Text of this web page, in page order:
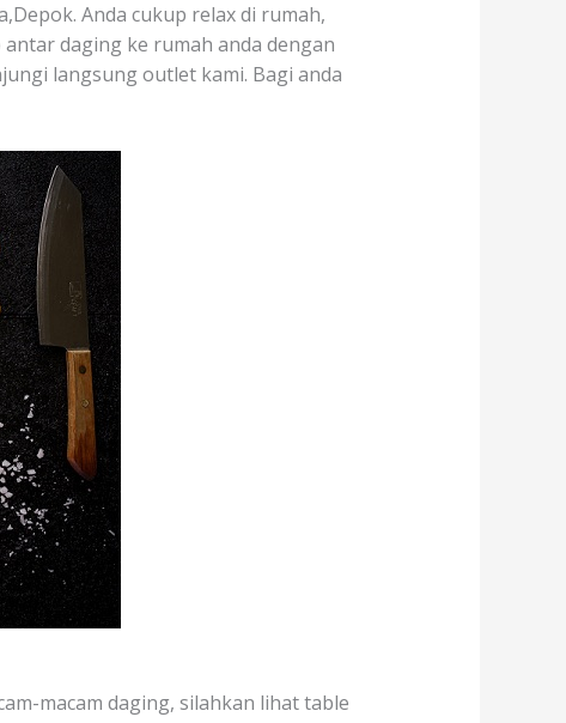
Anda cukup relax di rumah,
daging ke rumah anda dengan
langsung outlet kami. Bagi anda
macam daging, silahkan lihat table